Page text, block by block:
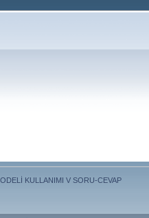
KULLANIMI V SORU-CEVAP